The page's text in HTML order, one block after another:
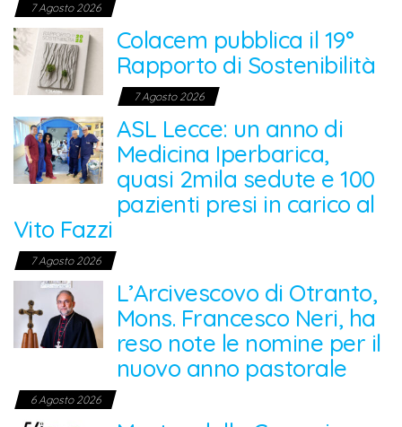
7 Agosto 2026
Colacem pubblica il 19°
Rapporto di Sostenibilità
7 Agosto 2026
ASL Lecce: un anno di
Medicina Iperbarica,
quasi 2mila sedute e 100
pazienti presi in carico al
Vito Fazzi
7 Agosto 2026
L’Arcivescovo di Otranto,
Mons. Francesco Neri, ha
reso note le nomine per il
nuovo anno pastorale
6 Agosto 2026